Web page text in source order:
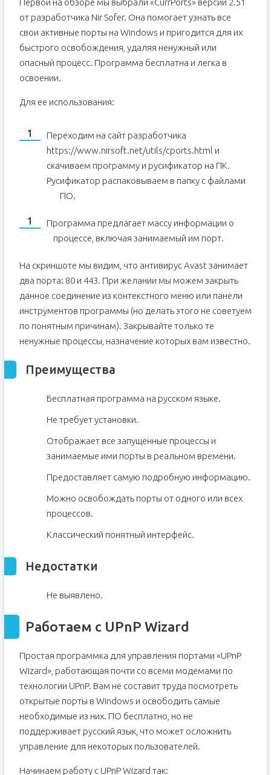
Первой на обзоре мы выбрали «CurrPorts» версии 2.51
от разработчика Nir Sofer. Она помогает узнать все
свои активные порты на Windows и пригодится для их
быстрого освобождения, удаляя ненужный или
опасный процесс. Программа бесплатна и легка в
освоении.
Для ее использования:
Переходим на сайт разработчика
https://www.nirsoft.net/utils/cports.html и
скачиваем программу и русификатор на ПК.
Русификатор распаковываем в папку с файлами
ПО.
Программа предлагает массу информации о
процессе, включая занимаемый им порт.
На скриншоте мы видим, что антивирус Avast занимает
два порта: 80 и 443. При желании мы можем закрыть
данное соединение из контекстного меню или панели
инструментов программы (но делать этого не советуем
по понятным причинам). Закрывайте только те
ненужные процессы, назначение которых вам известно.
Преимущества
Бесплатная программа на русском языке.
Не требует установки.
Отображает все запущенные процессы и
занимаемые ими порты в реальном времени.
Предоставляет самую подробную информацию.
Можно освобождать порты от одного или всех
процессов.
Классический понятный интерфейс.
Недостатки
Не выявлено.
Работаем с UPnP Wizard
Простая программка для управления портами «UPnP
Wizard», работающая почти со всеми модемами по
технологии UPnP. Вам не составит труда посмотреть
открытые порты в Windows и освободить самые
необходимые из них. ПО бесплатно, но не
поддерживает русский язык, что может осложнить
управление для некоторых пользователей.
Начинаем работу с UPnP Wizard так: